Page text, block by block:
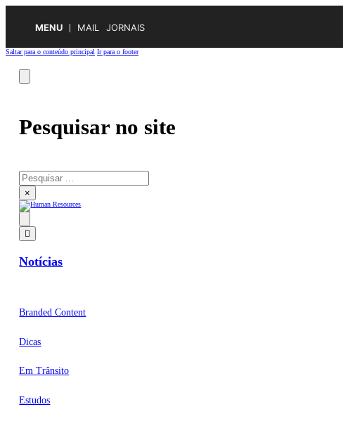
MENU MAIL JORNAIS
Saltar para o conteúdo principal Ir para o footer
Pesquisar no site
Pesquisar
×
Notícias
Branded Content
Dicas
Em Trânsito
Estudos